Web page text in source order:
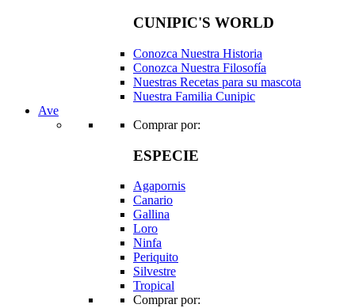
CUNIPIC'S WORLD
Conozca Nuestra Historia
Conozca Nuestra Filosofía
Nuestras Recetas para su mascota
Nuestra Familia Cunipic
Ave
Comprar por:
ESPECIE
Agapornis
Canario
Gallina
Loro
Ninfa
Periquito
Silvestre
Tropical
Comprar por: